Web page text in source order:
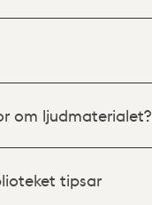
om ljudmaterialet?
tipsar